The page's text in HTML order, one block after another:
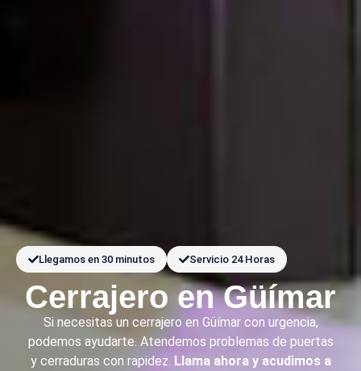
Llegamos en 30 minutos Servicio 24 Horas
Cerrajero en Güímar
Si necesitas un cerrajero en Güímar con urgencia,
podemos ayudarte. Atendemos problemas de puertas
y cerraduras con rapidez. Llama ahora y acudimos a